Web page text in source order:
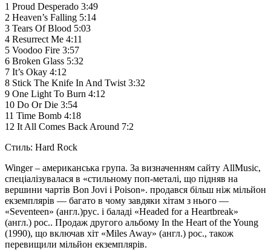
1 Proud Desperado 3:49
2 Heaven’s Falling 5:14
3 Tears Of Blood 5:03
4 Resurrect Me 4:11
5 Voodoo Fire 3:57
6 Broken Glass 5:32
7 It’s Okay 4:12
8 Stick The Knife In And Twist 3:32
9 One Light To Burn 4:12
10 Do Or Die 3:54
11 Time Bomb 4:18
12 It All Comes Back Around 7:2
Стиль: Hard Rock
Winger – американська група. За визначенням сайту AllMusic,
спеціалізувалася в «стильному поп-металі, що підняв на
вершини чартів Bon Jovi і Poison». продався більш ніж мільйон
екземплярів — багато в чому завдяки хітам з нього —
«Seventeen» (англ.)рус. і баладі «Headed for a Heartbreak»
(англ.) рос.. Продаж другого альбому In the Heart of the Young
(1990), що включав хіт «Miles Away» (англ.) рос., також
перевищили мільйон екземплярів.